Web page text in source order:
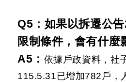
Q5：如果以拆遷公
限制條件，會有什麼
A5： 依據戶政資料，社
115.5.31已增加782戶，